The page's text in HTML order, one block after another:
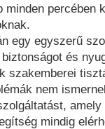
minden percében
egy egyszerű
és
szakemberei
nem
mindig